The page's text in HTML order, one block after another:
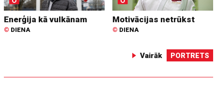
Enerģija kā vulkānam
© DIENA
Motivācijas netrūkst
© DIENA
Vairāk PORTRETS